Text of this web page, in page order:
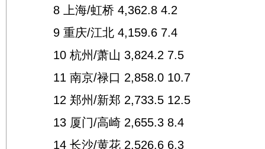
8 上海/虹桥 4,362.8 4.2
9 重庆/江北 4,159.6 7.4
10 杭州/萧山 3,824.2 7.5
11 南京/禄口 2,858.0 10.7
12 郑州/新郑 2,733.5 12.5
13 厦门/高崎 2,655.3 8.4
14 长沙/黄花 2,526.6 6.3